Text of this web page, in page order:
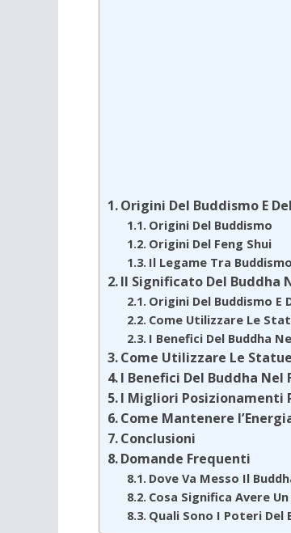
Origini Del Buddismo E
Origini Del Buddismo
Origini Del Feng Shui
Il Legame Tra
Il Significato Del Buddha
Origini Del Buddismo E
Come Utilizzare Le
I Benefici Del Buddha
Come Utilizzare Le
I Benefici Del Buddha Nel
I Migliori Posizionamenti
Come Mantenere
Conclusioni
Domande Frequenti
Dove Va Messo Il
Cosa Significa Avere
Quali Sono I Poteri Del